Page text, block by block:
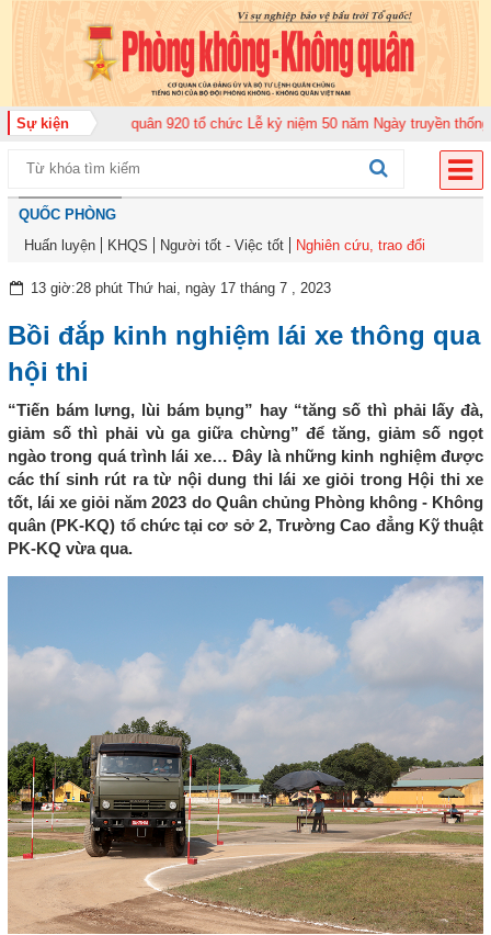
Sự kiện
đoàn Không quân 920 tổ chức Lễ kỷ niệm 50 năm Ngày truyền thống
QUỐC PHÒNG
Huấn luyện
KHQS Người tốt - Việc tốt Nghiên cứu, trao đổi
13 giờ:28 phút Thứ hai, ngày 17 tháng 7 , 2023
Bồi đắp kinh nghiệm lái xe thông qua
hội thi
“Tiến bám lưng, lùi bám bụng” hay “tăng số thì phải lấy đà,
giảm số thì phải vù ga giữa chừng” để tăng, giảm số ngọt
ngào trong quá trình lái xe… Đây là những kinh nghiệm được
các thí sinh rút ra từ nội dung thi lái xe giỏi trong Hội thi xe
tốt, lái xe giỏi năm 2023 do Quân chủng Phòng không - Không
quân (PK-KQ) tổ chức tại cơ sở 2, Trường Cao đẳng Kỹ thuật
PK-KQ vừa qua.